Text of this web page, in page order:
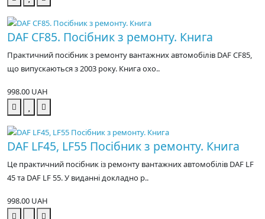
DAF CF85. Посібник з ремонту. Книга
Практичний посібник з ремонту вантажних автомобілів DAF CF85,
що випускаються з 2003 року. Книга охо..
998.00 UAH
DAF LF45, LF55 Посібник з ремонту. Книга
Це практичний посібник із ремонту вантажних автомобілів DAF LF
45 та DAF LF 55. У виданні докладно р..
998.00 UAH